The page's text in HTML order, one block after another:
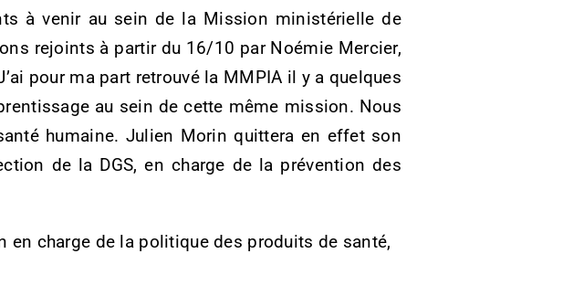
à venir au sein de la Mission ministérielle de
rejoints à partir du 16/10 par Noémie Mercier,
pour ma part retrouvé la MMPIA il y a quelques
au sein de cette même mission. Nous
humaine. Julien Morin quittera en effet son
de la DGS, en charge de la prévention des
en charge de la politique des produits de santé,